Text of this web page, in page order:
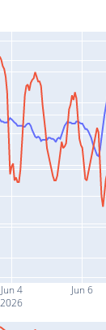
Jun 4
2026
Jun 6